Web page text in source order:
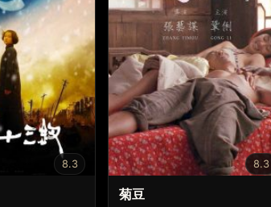
8.3 8.3
菊豆